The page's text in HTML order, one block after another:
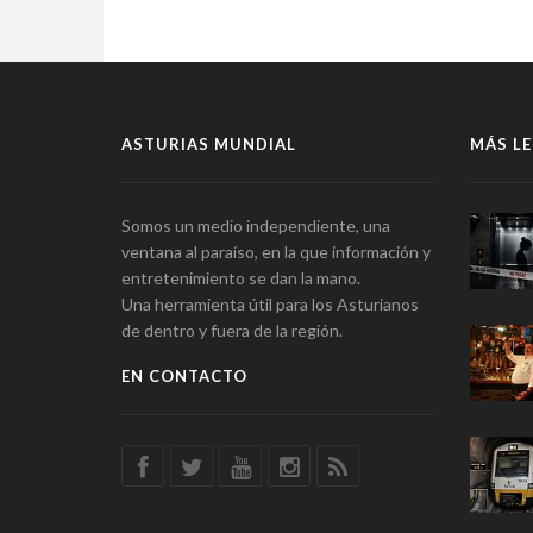
ASTURIAS MUNDIAL
Somos un medio independiente, una
ventana al paraíso, en la que información y
entretenimiento se dan la mano.
Una herramienta útil para los Asturianos
de dentro y fuera de la región.
EN CONTACTO
MÁS